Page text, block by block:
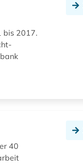
bis 2017.
40